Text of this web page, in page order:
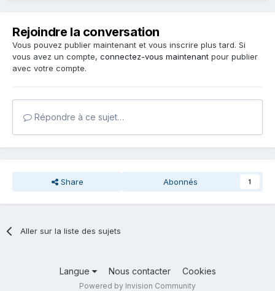
Rejoindre la conversation
Vous pouvez publier maintenant et vous inscrire plus tard. Si
vous avez un compte, connectez-vous maintenant pour publier
avec votre compte.
Répondre à ce sujet…
Share Abonnés 1
Aller sur la liste des sujets
Langue Nous contacter Cookies
Powered by Invision Community